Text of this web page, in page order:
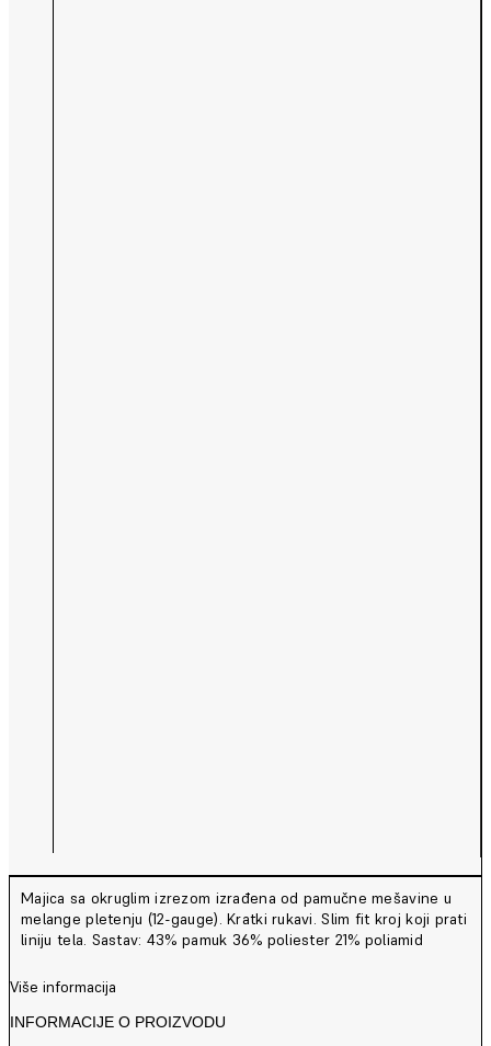
Majica sa okruglim izrezom izrađena od pamučne mešavine u
melange pletenju (12-gauge). Kratki rukavi. Slim fit kroj koji prati
liniju tela. Sastav: 43% pamuk 36% poliester 21% poliamid
Više informacija
INFORMACIJE O PROIZVODU